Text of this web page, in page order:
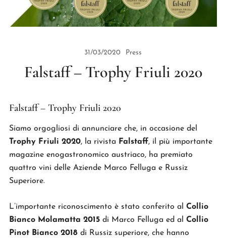
31/03/2020 Press
Falstaff – Trophy Friuli 2020
Falstaff – Trophy Friuli 2020
Siamo orgogliosi di annunciare che, in occasione del
Trophy Friuli 2020, la rivista Falstaff, il più importante
magazine enogastronomico austriaco, ha premiato
quattro vini delle Aziende Marco Felluga e Russiz
Superiore.
L’importante riconoscimento è stato conferito al Collio
Bianco Molamatta 2015di Marco Felluga ed al Collio
Pinot Bianco 2018di Russiz superiore, che hanno